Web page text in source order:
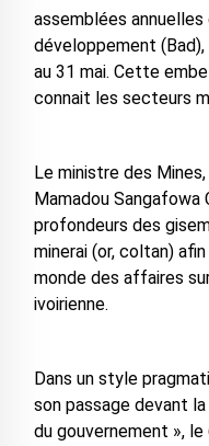
assemblées
développement (Bad),
au 31 mai. Cette
connait les secteurs
Le ministre des
Mamadou Sangafowa
profondeurs des
minerai (or, coltan)
monde des affaires
ivoirienne.
Dans un style
son passage devant
du gouvernement », le